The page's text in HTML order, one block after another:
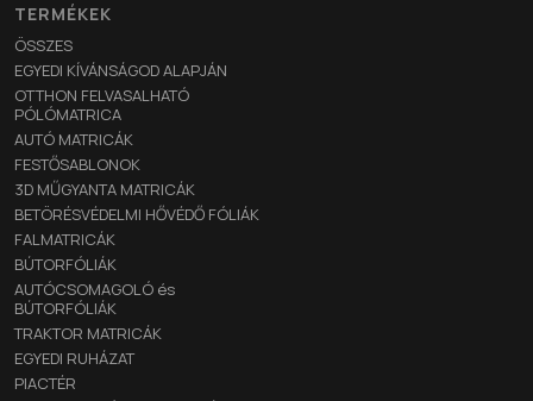
TERMÉKEK
ÖSSZES
EGYEDI KÍVÁNSÁGOD ALAPJÁN
OTTHON FELVASALHATÓ
PÓLÓMATRICA
AUTÓ MATRICÁK
FESTŐSABLONOK
3D MŰGYANTA MATRICÁK
BETÖRÉSVÉDELMI HŐVÉDŐ FÓLIÁK
FALMATRICÁK
BÚTORFÓLIÁK
AUTÓCSOMAGOLÓ és
BÚTORFÓLIÁK
TRAKTOR MATRICÁK
EGYEDI RUHÁZAT
PIACTÉR